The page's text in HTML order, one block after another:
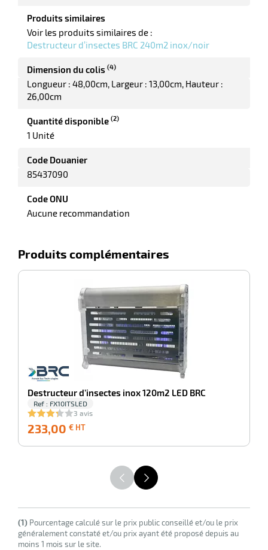
Produits similaires
Voir les produits similaires de :
Destructeur d’insectes BRC 240m2 inox/noir
Dimension du colis (4)
Longueur : 48,00cm Largeur : 13,00cm Hauteur :
26,00cm
Quantité disponible (2)
1 Unité
Code Douanier
85437090
Code ONU
Aucune recommandation
Produits complémentaires
Destructeur d’insectes inox 120m2 LED BRC
Ref : FX10ITSLED
3 avis
233,00 € HT
HT
(1) Pourcentage calculé sur le prix public conseillé et/ou le prix
généralement constaté et/ou prix ayant été proposé depuis au
moins 1 mois sur le site.